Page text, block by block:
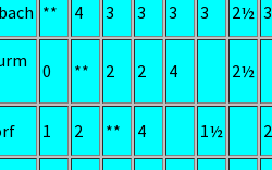
** 4 3 3 3 3 2½ 3
0 ** 2 2 4 2½
1 2 ** 4 1½